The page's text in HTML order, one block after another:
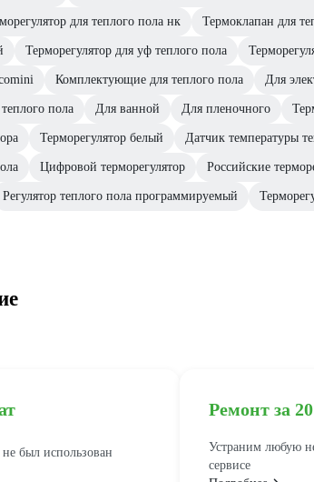
для теплого пола нк Термоклапан для
Терморегулятор для уф теплого пола
Комплектующие для теплого пола Для
пола Для ванной Для пленочного
Терморегулятор белый Датчик температуры
Цифровой терморегулятор Российские
Регулятор теплого пола программируемый
был использован
Ремонт за
Устраним любую
сервисе